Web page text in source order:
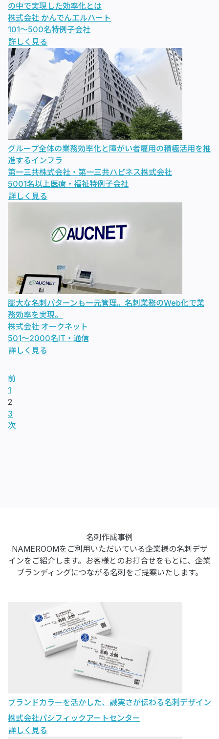
の中で実現した効率化とは
株式会社 かんでんエルハート
101〜500名特例子会社
詳しく見る
グループ全体の業務効率化と障がい者雇用の積極活用を推
進するインフラ
第一三共株式会社・第一三共ハピネス株式会社
5001名以上医療・福祉特例子会社
詳しく見る
膨大な名刺パターンも一元管理。名刺業務のWeb化で業
務効率を実現。
株式会社 オークネット
501〜2000名IT・通信
詳しく見る
前
1
2
3
次
名刺作成事例
NAMEROOMをご利用いただいている企業様の名刺デザ
インをご紹介します。 お客様とのお打合せをもとに、企業
ブランディングにつながる名刺をご提案いたします。
ブランドカラーを活かした、誠実さが伝わる名刺デザイン
株式会社パシフィックアートセンター
詳しく見る